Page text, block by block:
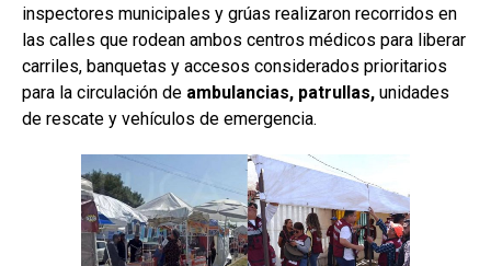
inspectores municipales y grúas realizaron recorridos en
las calles que rodean ambos centros médicos para liberar
carriles, banquetas y accesos considerados prioritarios
para la circulación de ambulancias, patrullas, unidades
de rescate y vehículos de emergencia.